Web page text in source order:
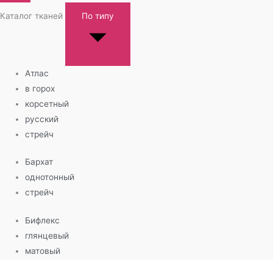
Каталог тканей По типу
Атлас
в горох
корсетный
русский
стрейч
Бархат
однотонный
стрейч
Бифлекс
глянцевый
матовый